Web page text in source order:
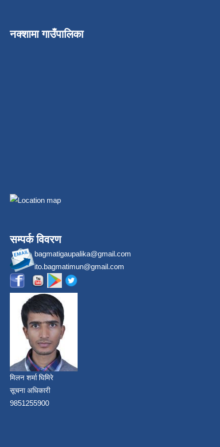
नक्शामा गाउँपालिका
सम्पर्क विवरण
bagmatigaupalika@gmail.com
ito.bagmatimun@gmail.com
मिलन शर्मा घिमिरे
सूचना अधिकारी
9851255900